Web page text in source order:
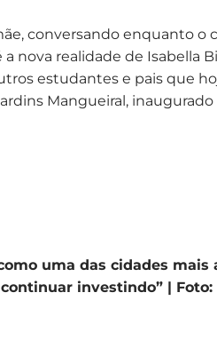
conversando enquanto o
nova realidade de Isabella
estudantes e pais que
Mangueiral,
uma das cidades
investindo” | Foto: